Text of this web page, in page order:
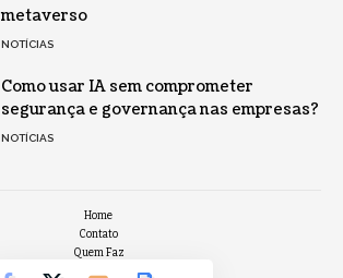
metaverso
NOTÍCIAS
Como usar IA sem comprometer
segurança e governança nas empresas?
NOTÍCIAS
Home
Contato
Quem Faz